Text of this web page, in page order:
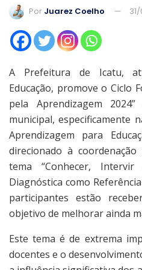
Por Juarez Coelho
A Prefeitura de Icatu,
Educação, promove o Ciclo
pela Aprendizagem
municipal, especificamente
Aprendizagem para
direcionado à
tema “Conhecer,
Diagnóstica como
participantes estão
objetivo de melhorar ainda
Este tema é de extrema
docentes e o